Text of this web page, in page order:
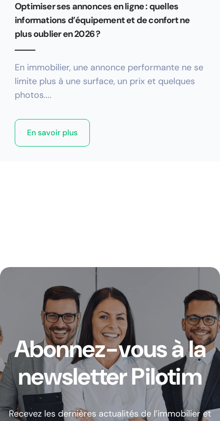
Optimiser ses annonces en ligne : quelles
informations d’équipement et de confort ne
plus oublier en 2026 ?
En immobilier, une annonce performante ne se
limite plus à une surface, un prix et quelques
photos....
En savoir plus
Abonnez-vous à la
newsletter Pilotim
Recevez les dernières actualités de l’immobilier et